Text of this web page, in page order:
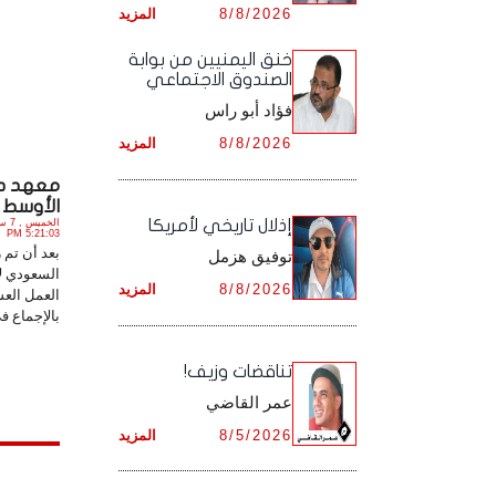
معهد
5:21:03 PM
بعد أن
السعودي
العمل
بالإجماع
أرشيف شهر ديـسـمـبـر ,
المزيد 8/8/2026
خنق اليمنيين من بوابة
الصندوق الاجتماعي
فؤاد أبو راس
المزيد 8/8/2026
إذلال تاريخي لأمريكا
توفيق هزمل
المزيد 8/8/2026
تناقضات وزيف!
عمر القاضي
المزيد 8/5/2026